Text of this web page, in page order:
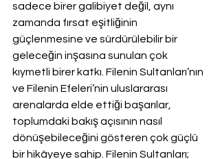
sadece birer galibiyet değil, aynı
zamanda fırsat eşitliğinin
güçlenmesine ve sürdürülebilir bir
geleceğin inşasına sunulan çok
kıymetli birer katkı. Filenin Sultanları’nın
ve Filenin Efeleri’nin uluslararası
arenalarda elde ettiği başarılar,
toplumdaki bakış açısının nasıl
dönüşebileceğini gösteren çok güçlü
bir hikâyeye sahip. Filenin Sultanları;